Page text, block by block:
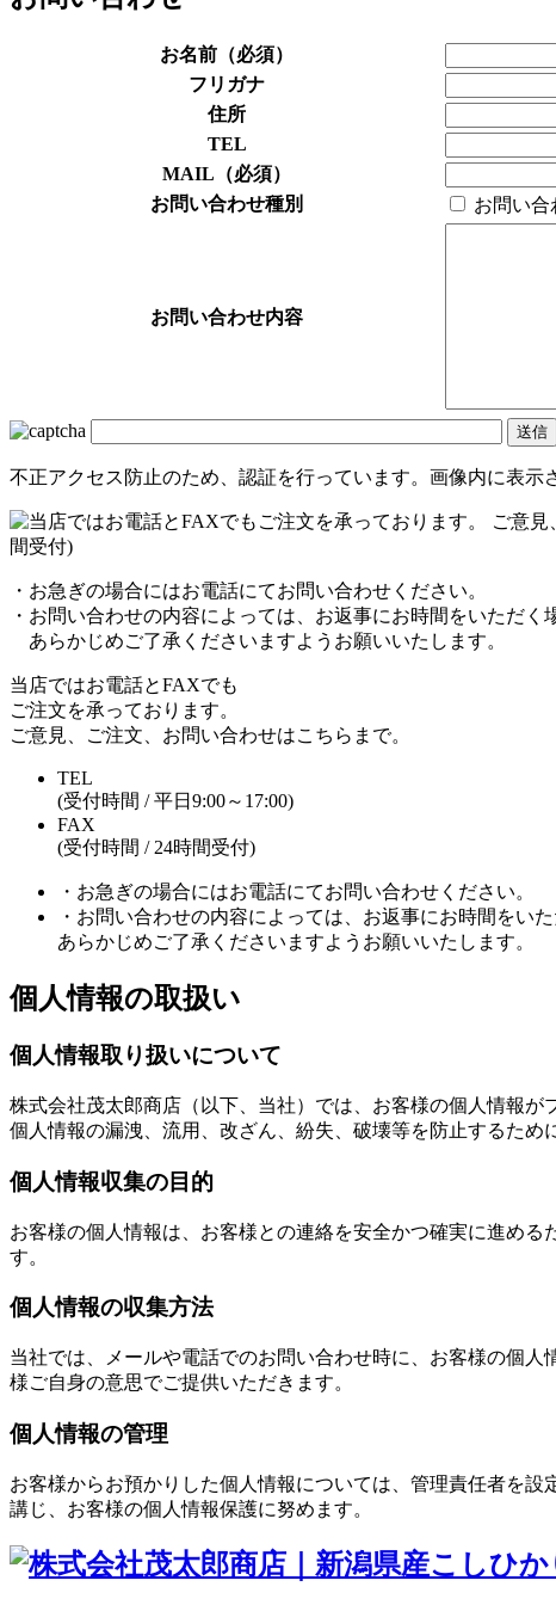
お名前（必須）
フリガナ
住所
TEL
MAIL（必須）
お問い合わせ種別
お問い合
お問い合わせ内容
不正アクセス防止のため、認証を行っています。画像内に表示
・お急ぎの場合にはお電話にてお問い合わせください。
・お問い合わせの内容によっては、お返事にお時間をいただ
あらかじめご了承くださいますようお願いいたします。
当店ではお電話とFAXでも
ご注文を承っております。
ご意見、ご注文、お問い合わせはこちらまで。
TEL
(受付時間 / 平日9:00～17:00)
FAX
(受付時間 / 24時間受付)
・お急ぎの場合にはお電話にてお問い合わせください。
・お問い合わせの内容によっては、お返事にお時間をい
あらかじめご了承くださいますようお願いいたします。
個人情報の取扱い
個人情報取り扱いについて
株式会社茂太郎商店（以下、当社）では、お客様の個人情報
個人情報の漏洩、流用、改ざん、紛失、破壊等を防止するため
個人情報収集の目的
お客様の個人情報は、お客様との連絡を安全かつ確実に進め
す。
個人情報の収集方法
当社では、メールや電話でのお問い合わせ時に、お客様の個
様ご自身の意思でご提供いただきます。
個人情報の管理
お客様からお預かりした個人情報については、管理責任者を
講じ、お客様の個人情報保護に努めます。